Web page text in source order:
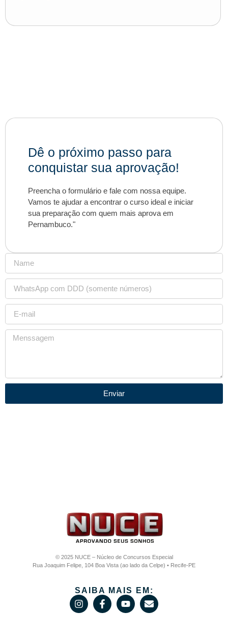
Dê o próximo passo para
conquistar sua aprovação!
Preencha o formulário e fale com nossa equipe.
Vamos te ajudar a encontrar o curso ideal e iniciar
sua preparação com quem mais aprova em
Pernambuco."
Enviar
© 2025 NUCE – Núcleo de Concursos Especial
Rua Joaquim Felipe, 104 Boa Vista (ao lado da Celpe) • Recife-PE
SAIBA MAIS EM: